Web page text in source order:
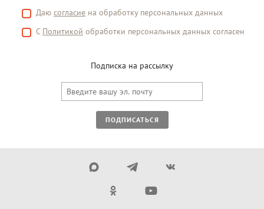
Даю согласие на обработку персональных данных
С Политикой обработки персональных данных согласен
Подписка на рассылку
ПОДПИСАТЬСЯ